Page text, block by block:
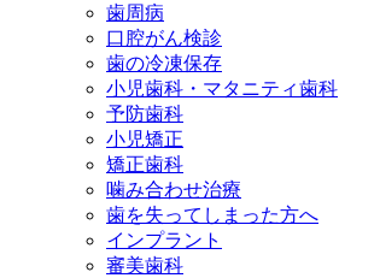
歯周病
口腔がん検診
歯の冷凍保存
小児歯科・マタニティ歯科
予防歯科
小児矯正
矯正歯科
噛み合わせ治療
歯を失ってしまった方へ
インプラント
審美歯科